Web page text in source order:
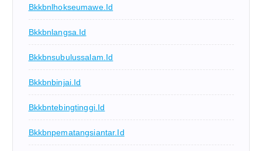
Bkkbnlhokseumawe.id
Bkkbnlangsa.id
Bkkbnsubulussalam.id
Bkkbnbinjai.id
Bkkbntebingtinggi.id
Bkkbnpematangsiantar.id